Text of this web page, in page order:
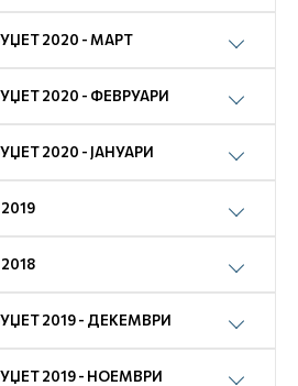
2020 - МАРТ
2020 - ФЕВРУАРИ
2020 - ЈАНУАРИ
2019 - ДЕКЕМВРИ
2019 - НОЕМВРИ